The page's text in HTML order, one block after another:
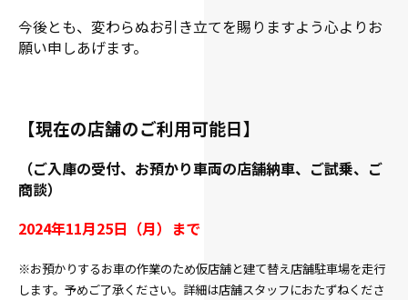
今後とも、変わらぬお引き立てを賜りますよう心よりお
願い申しあげます。
【現在の店舗のご利用可能日】
（ご入庫の受付、お預かり車両の店舗納車、ご試乗、ご
商談）
2024年11月25日（月）まで
※お預かりするお車の作業のため仮店舗と建て替え店舗駐車場を走行
します。予めご了承ください。詳細は店舗スタッフにおたずねくださ